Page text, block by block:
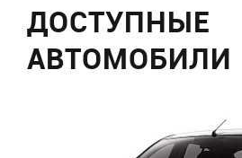
ДОСТУПНЫЕ
АВТОМОБИЛИ